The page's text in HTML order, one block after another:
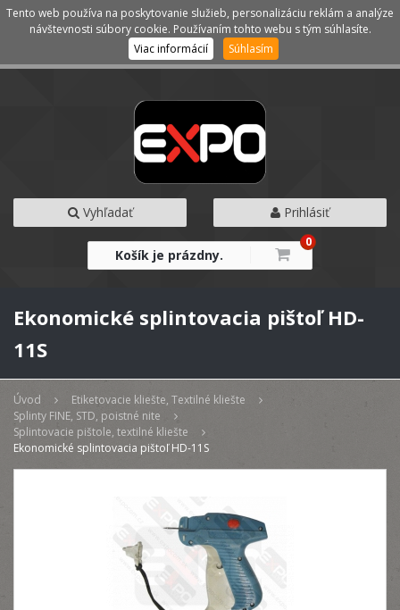
Kategórie Menu
Vyhľadať Prihlásiť
Košík je prázdny.
0
Ekonomické splintovacia pištoľ HD-
11S
Úvod
Etiketovacie kliešte, Textilné kliešte
Splinty FINE, STD, poistné nite
Splintovacie pištole, textilné kliešte
Ekonomické splintovacia pištoľ HD-11S
Tento web používa na poskytovanie služieb, personalizáciu reklám a analýze
návštevnosti súbory cookie. Používaním tohto webu s tým súhlasíte.
Viac informácií
Súhlasím